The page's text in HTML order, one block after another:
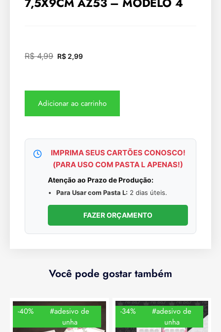
R$4,99 R$ 2,99
Adicionar ao carrinho
IMPRIMA SEUS CARTÕES CONOSCO!
(PARA USO COM PASTA L APENAS!)
Atenção ao Prazo de Produção:
Para Usar com Pasta L: 2 dias úteis.
FAZER ORÇAMENTO
Você pode gostar também
-40%
#adesivo de
unha
-34%
#adesivo de
unha